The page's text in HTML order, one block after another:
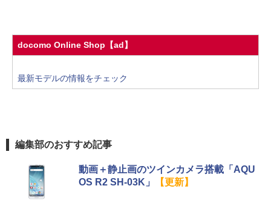
docomo Online Shop【ad】
最新モデルの情報をチェック
編集部のおすすめ記事
動画＋静止画のツインカメラ搭載「AQU
OS R2 SH-03K」
【更新】